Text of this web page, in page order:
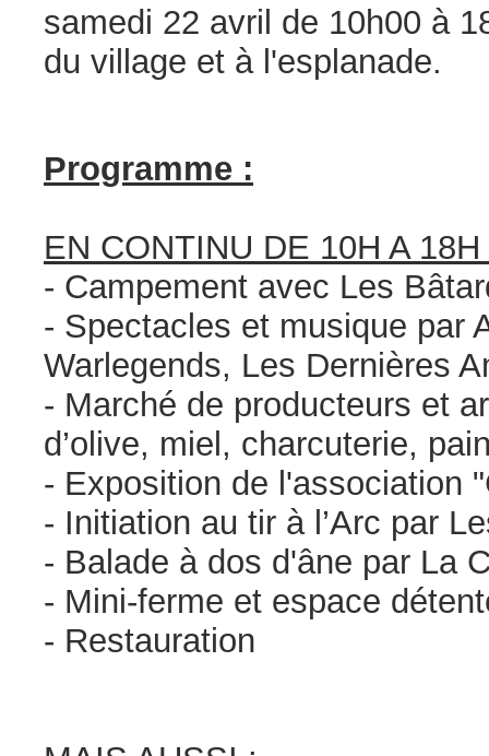
samedi 22 avril de 10h00 à
du village et à l'esplanade.
Programme :
EN CONTINU DE 10H A 18H
- Campement avec Les
- Spectacles et musique par
Warlegends, Les Dernières
- Marché de producteurs et
d’olive, miel, charcuterie,
- Exposition de l'association
- Initiation au tir à l’Arc par
- Balade à dos d'âne par La
- Mini-ferme et espace
- Restauration